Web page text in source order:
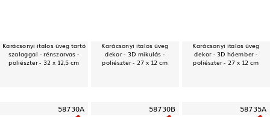
Karácsonyi italos üveg tartó
szalaggal - rénszarvas -
poliészter - 32 x 12,5 cm
Karácsonyi italos üveg
dekor - 3D mikulás -
poliészter - 27 x 12 cm
Karácsonyi italos üveg
dekor - 3D hóember -
poliészter - 27 x 12 cm
58730A 58730B 58735A